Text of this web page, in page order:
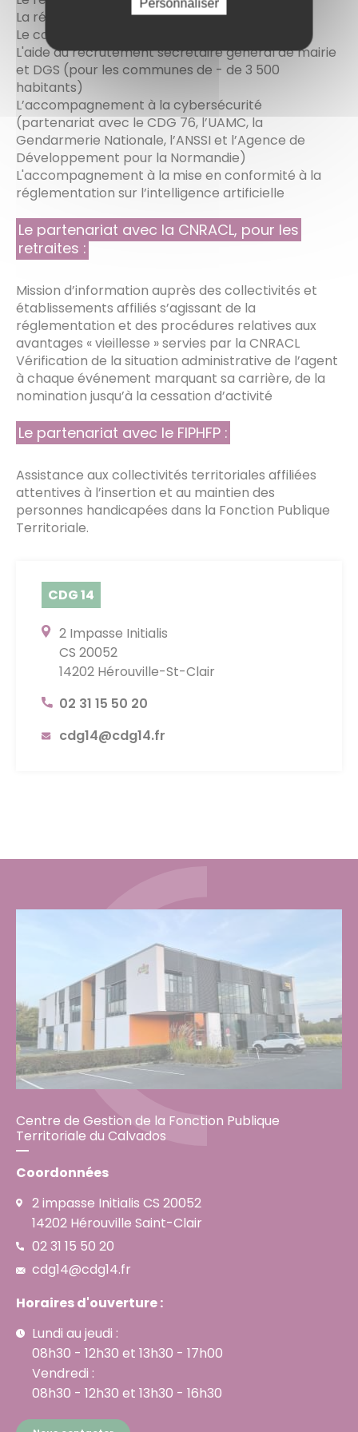
La réalisation des paies et indemnités des élus
Le conseil en organisation
L'aide au recrutement secrétaire général de mairie
et DGS (pour les communes de - de 3 500
habitants)
L’accompagnement à la cybersécurité
(partenariat avec le CDG 76, l’UAMC, la
Gendarmerie Nationale, l’ANSSI et l’Agence de
Développement pour la Normandie)
L'accompagnement à la mise en conformité à la
réglementation sur l’intelligence artificielle
Le partenariat avec la CNRACL, pour les
retraites :
Mission d’information auprès des collectivités et
établissements affiliés s’agissant de la
réglementation et des procédures relatives aux
avantages « vieillesse » servies par la CNRACL
Vérification de la situation administrative de l’agent
à chaque événement marquant sa carrière, de la
nomination jusqu’à la cessation d’activité
Le partenariat avec le FIPHFP :
Assistance aux collectivités territoriales affiliées
attentives à l’insertion et au maintien des
personnes handicapées dans la Fonction Publique
Territoriale.
CDG 14
2 Impasse Initialis
CS 20052
14202 Hérouville-St-Clair
02 31 15 50 20
cdg14@cdg14.fr
Centre de Gestion de la Fonction Publique
Territoriale du Calvados
Coordonnées
2 impasse Initialis CS 20052
14202 Hérouville Saint-Clair
02 31 15 50 20
cdg14@cdg14.fr
Horaires d'ouverture :
Lundi au jeudi :
08h30 - 12h30 et 13h30 - 17h00
Vendredi :
08h30 - 12h30 et 13h30 - 16h30
Personnaliser